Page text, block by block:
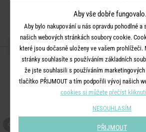
DALŠÍ PRODUKTY
Aby vše dobře
Aby bylo nakupování u nás opravdu pohodlné a
našich webových stránkách soubory cookie.
které jsou dočasně uloženy ve vašem
stránky souhlasíte s používáním základních
že jste souhlasili s používáním
tlačítko PŘIJMOUT a tím podpořili vývoj našich
cookies si můžete přečíst
NESOUHLASÍM
PŘIJMOUT